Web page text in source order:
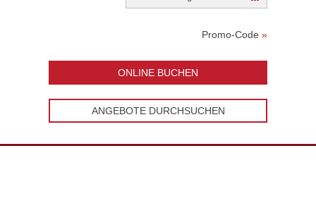
Promo-Code »
ONLINE BUCHEN
ANGEBOTE DURCHSUCHEN